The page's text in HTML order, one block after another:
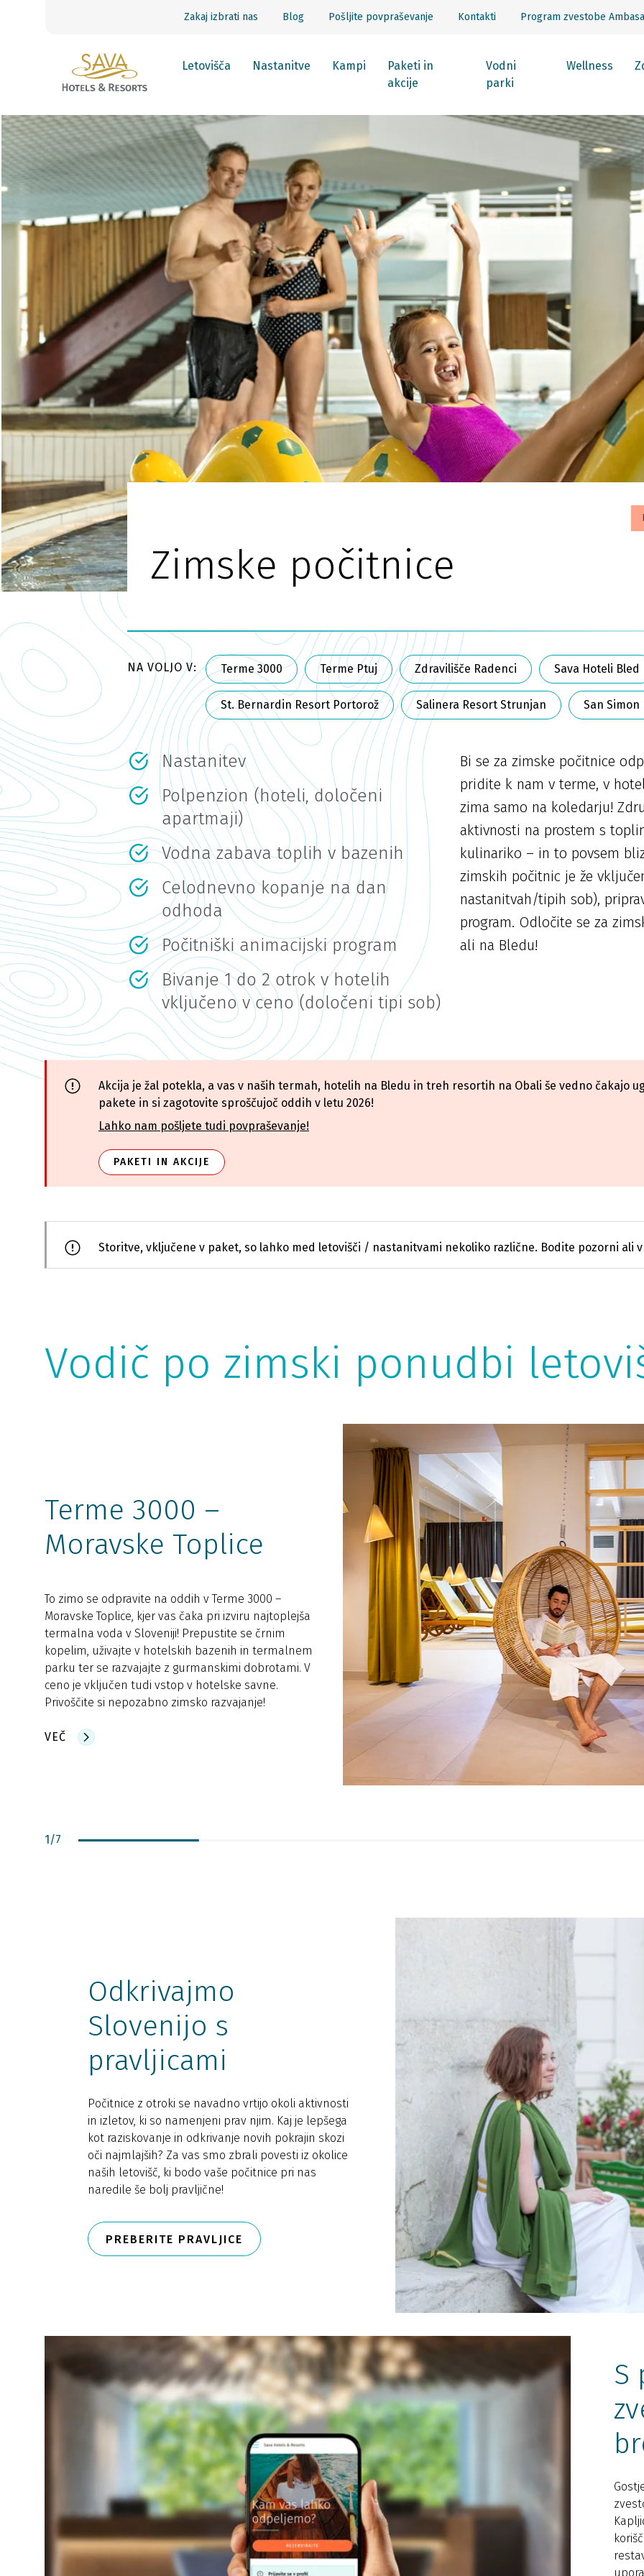
Zakaj izbrati nas Blog Pošljite povpraševanje Kontakti Program zvestobe
Letovišča Nastanitve Kampi
Paketi in
akcije
Vodni
parki
Wellness
Zimske počitnice
NA VOLJO V: Terme 3000 Terme Ptuj Zdravilišče Radenci Sava Hoteli Bled
St. Bernardin Resort Portorož Salinera Resort Strunjan San Simon
Bi se za zimske počitnice
pridite k nam v terme, v
zima samo na koledarju!
aktivnosti na prostem s
kulinariko – in to povsem
zimskih počitnic je že
nastanitvah/tipih sob),
program. Odločite se za
ali na Bledu!
Nastanitev
Polpenzion (hoteli, določeni
apartmaji)
Vodna zabava toplih v bazenih
Celodnevno kopanje na dan
odhoda
Počitniški animacijski program
Bivanje 1 do 2 otrok v hotelih
vključeno v ceno (določeni tipi sob)
Akcija je žal potekla, a vas v naših termah, hotelih na Bledu in treh resortih na Obali še vedno čakajo
pakete in si zagotovite sproščujoč oddih v letu 2026!
Lahko nam pošljete tudi povpraševanje!
PAKETI IN AKCIJE
Storitve, vključene v paket, so lahko med letovišči / nastanitvami nekoliko različne. Bodite pozorni ali
Vodič po zimski ponudbi
Terme 3000 –
Moravske Toplice
To zimo se odpravite na oddih v Terme 3000 –
Moravske Toplice, kjer vas čaka pri izviru najtoplejša
termalna voda v Sloveniji! Prepustite se črnim
kopelim, uživajte v hotelskih bazenih in termalnem
parku ter se razvajajte z gurmanskimi dobrotami. V
ceno je vključen tudi vstop v hotelske savne.
Privoščite si nepozabno zimsko razvajanje!
VEČ
Terme Ptuj
Odkrijte Terme Ptuj, kjer se srečata sprostitev in
zabava! Grand Hotel Primus vas razvaja v rimskem
slogu s hotelskim kopališčem, wellness centrom in
sobami. Na voljo so tudi mobilne hišice in bungalovi,
vsi gostje pa imajo dostop do termalnega parka s
savnami. Prepustite se pustni energiji kurentov in
napolnite moči za pomlad!
in
1 /7
Odkrivajmo
Slovenijo s
pravljicami
Počitnice z otroki se navadno vrtijo okoli aktivnosti
in izletov, ki so namenjeni prav njim. Kaj je lepšega
kot raziskovanje in odkrivanje novih pokrajin skozi
oči najmlajših? Za vas smo zbrali povesti iz okolice
naših letovišč, ki bodo vaše počitnice pri nas
naredile še bolj pravljične!
PREBERITE PRAVLJICE
S